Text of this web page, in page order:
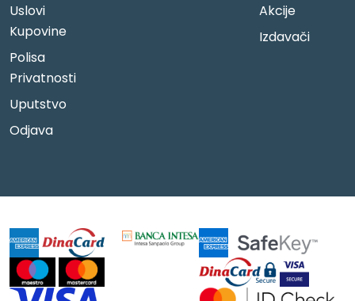
Uslovi
Kupovine
Polisa
Privatnosti
Uputstvo
Odjava
Akcije
Izdavači